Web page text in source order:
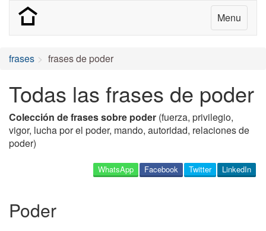
Menu
frases frases de poder
Todas las frases de poder
Colección de frases sobre poder (fuerza, privilegio,
vigor, lucha por el poder, mando, autoridad, relaciones de
poder)
LinkedIn
Twitter
Facebook
WhatsApp
Poder